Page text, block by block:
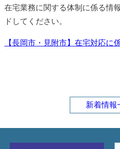
在宅業務に関する体制に係る情
ドしてください。
【長岡市・見附市】在宅対応に
新着情報